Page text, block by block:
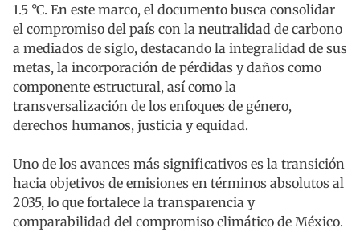
1.5 °C. En este marco, el documento busca consolidar
el compromiso del país con la neutralidad de carbono
a mediados de siglo, destacando la integralidad de sus
metas, la incorporación de pérdidas y daños como
componente estructural, así como la
transversalización de los enfoques de género,
derechos humanos, justicia y equidad.
Uno de los avances más significativos es la transición
hacia objetivos de emisiones en términos absolutos al
2035, lo que fortalece la transparencia y
comparabilidad del compromiso climático de México.